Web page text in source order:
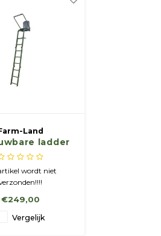
Land
ladder
(711)
wordt niet
€249,00
Vergelijk